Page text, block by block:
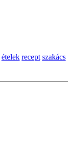
ételek recept szakács